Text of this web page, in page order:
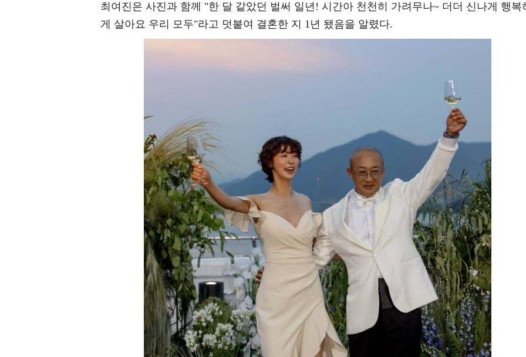
최여진은 사진과 함께 "한 달 같았던 벌써 일년! 시간아 천천히 가려무나~ 더더 신나게 행복
게 살아요 우리 모두"라고 덧붙여 결혼한 지 1년 됐음을 알렸다.